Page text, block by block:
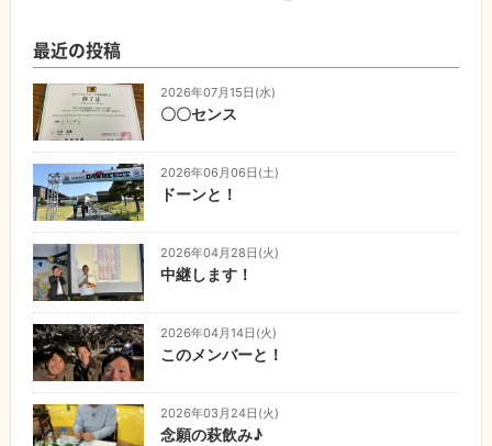
最近の投稿
2026年07月15日(水)
〇〇センス
2026年06月06日(土)
ドーンと！
2026年04月28日(火)
中継します！
2026年04月14日(火)
このメンバーと！
2026年03月24日(火)
念願の萩飲み♪